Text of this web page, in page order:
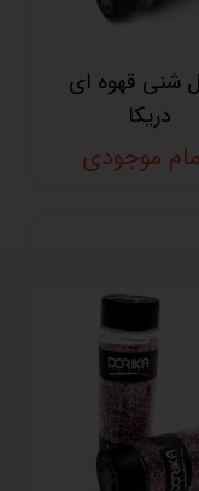
شنی قهوه ای
دریکا
موجودی